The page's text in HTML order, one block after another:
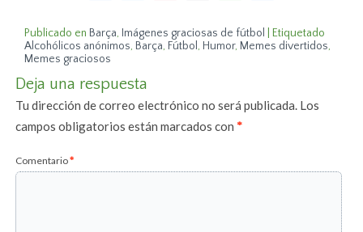
Publicado en Barça, Imágenes graciosas de fútbol
Etiquetado
Alcohólicos anónimos, Barça, Fútbol, Humor, Memes divertidos,
Memes graciosos
Deja una respuesta
Tu dirección de correo electrónico no será publicada. Los
campos obligatorios están marcados con*
Comentario*